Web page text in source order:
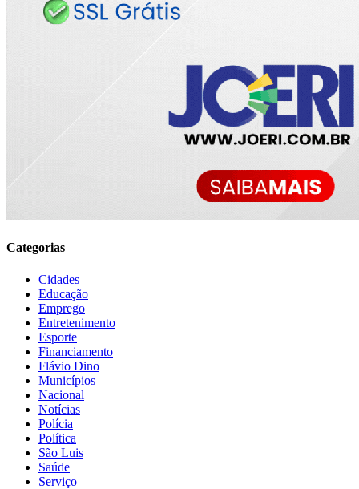
Categorias
Cidades
Educação
Emprego
Entretenimento
Esporte
Financiamento
Flávio Dino
Municípios
Nacional
Notícias
Polícia
Política
São Luis
Saúde
Serviço